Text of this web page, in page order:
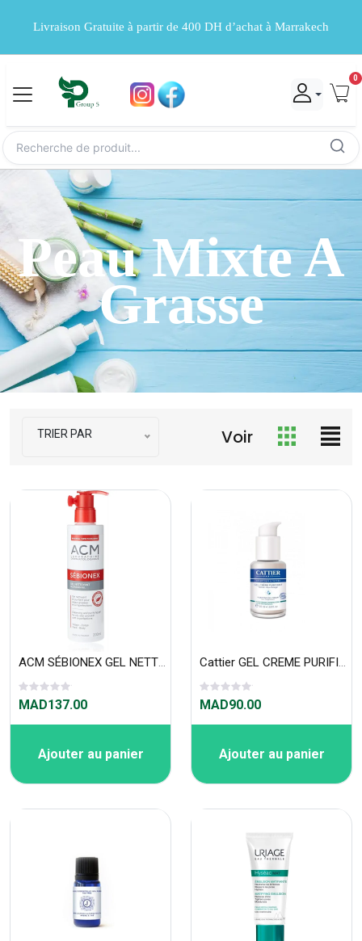
Livraison Gratuite à partir de 400 DH d’achat à Marrakech
0
Peau Mixte A
Grasse
TRIER PAR Voir
ACM SÉBIONEX GEL NETTOYANT 200 ML
MAD137.00
Ajouter au panier
Cattier GEL CREME PURIFIANT 50ml
MAD90.00
Ajouter au panier